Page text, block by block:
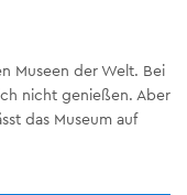
Museen der Welt. Bei
nicht genießen. Aber
das Museum auf